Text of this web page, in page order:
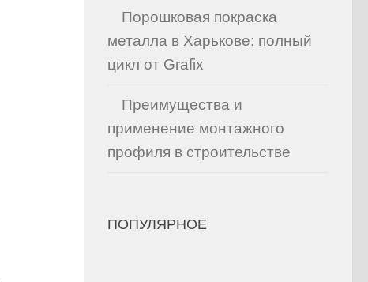
Порошковая покраска
металла в Харькове: полный
цикл от Grafix
Преимущества и
применение монтажного
профиля в строительстве
ПОПУЛЯРНОЕ